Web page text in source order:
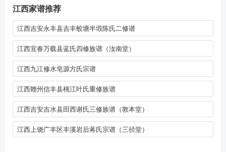
江西家谱推荐
江西吉安永丰县吉丰蛟塘半塅陈氏二修谱
江西宜春万载县蓝氏四修族谱（汝南堂）
江西九江修水皂源方氏宗谱
江西赣州信丰县桃江叶氏重修族谱
江西吉安吉水县田西谢氏三修族谱（敦本堂）
江西上饶广丰区丰溪岩后蒋氏宗谱（三径堂）